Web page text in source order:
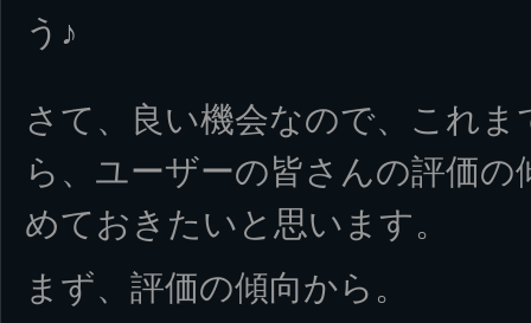
う♪
さて、良い機会なので、これ
ら、ユーザーの皆さんの評価
めておきたいと思います。
まず、評価の傾向から。